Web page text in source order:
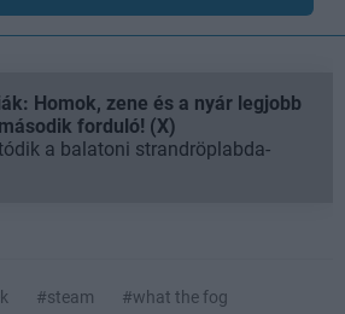
Homok, zene és a nyár legjobb
forduló! (X)
a balatoni strandröplabda-
#steam #what the fog